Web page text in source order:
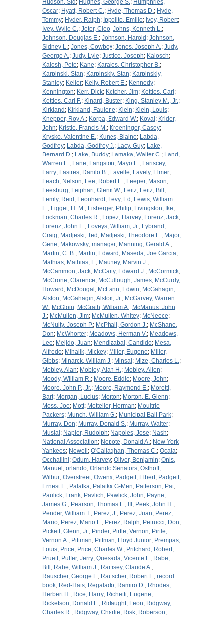
Hudson, Sid ; Hughes, George S.; Humphries,
Oscar; Hyatt, Robert C.; Hyde, Thomas D.; Hyde,
Tommy; Hyder, Ralph; Ippolito, Emilio; Ivey, Robert;
Ivey, Wylie C.; Jeter, Cleo; Johns, Kenneth L.;
Johnson, Douglas E.; Johnson, Harold ; Johnson,
Sidney L.; Jones, Cowboy; Jones, Joseph A.; Judy,
George A.; Judy, Lyle; Justice, Joseph; Kalosch;
Kalosh, Pete; Kane; Karales, Christopher B.;
Karpinski, Stan; Karpinskiy, Stan; Karpinskiy,
Stanley; Keller; Kelly, Robert E.; Kennedy;
Kennington; Kerr, Dick; Ketcher, Jim; Kettles, Carl ;
Kettles, Carl F.; Kinard, Buster; King, Stanley M., Jr.;
Kirkland ; Kirkland, Faulene; Klein; Klein, Louis;
Knepper, Roy A.; Korpa, Edward W.; Koval ; Krider,
John; Kristie, Francis M.; Kroeninger, Casey;
Krysko, Valentine E.; Kunes, Blaine; Labda,
Godfrey; Labda, Godfrey J.; Lacy, Guy; Lake,
Bernard D.; Lake, Buddy; Lamaka, Walter C.; Land,
Warren E.; Lane; Langston, Mayo E.; Lariscey,
Larry; Lastres, Danilo B.; Lavelle; Lavely, Elmer;
Leach, Nelson; Lee, Robert E.; Leeper, Mason;
Leesburg; Leiphart, Glenn W.; Leitz; Leitz, Bill ;
Lemly, Reid ; Leonhardt; Levy, Ed ; Lewis, William
E.; Ligget, H. M.; Lisberger, Philip; Livingston, Ike;
Lockman, Charles R.; Lopez, Harvey; Lorenz, Jack;
Lorenz, John E.; Loveys, William, Jr.; Lybrand,
Craig; Madjeski, Ted ; Madjeski, Theodore E.; Major,
Gene; Makowsky; manager; Manning, Gerald A.;
Martin, C. B.; Martin, Edward ; Maseda, Joe Garcia;
Mathias; Mathias, F.; Mauney, Marvin J.;
McCammon, Jack; McCarty, Edward J.; McCormick;
McCrone, Clarence; McCullough, James; McCurdy,
Howard ; McDougal ; McFann, Edwin; McGahagin,
Alston; McGahagin, Alston, Jr.; McGarvey, Warren
W.; McGloin; McGrath, William A.; McManus, John
J.; McMullen, Jim; McMullen, Whitey; McNeece;
McNulty, Joseph P.; McPhail, Gordon J.; McShane,
Don; McWhorter; Meadows, Herman V.; Meadows,
Lee; Mejido, Juan; Mendizabal, Candido; Mesa,
Alfredo; Mihalik, Mickey; Miller, Eugene; Miller,
Gibbs; Minarck, William J.; Minsal ; Mize, Charles L.;
Mobley, Alan; Mobley, Alan H.; Mobley, Allen;
Moody, William R.; Moore, Eddie; Moore, John;
Moore, John P., Jr.; Moore, Raymond E.; Moretti,
Bart; Morgan, Lucius; Morton; Morton, E. Glenn;
Moss, Joe; Mott; Mottelier, Herman; Moultrie
Packers; Munch, William G.; Municipal Ball Park;
Murray, Don; Murray, Donald S.; Murray, Walter;
Musial ; Napier, Rudolph; Napoles, Jose; Nash;
National Association; Nepote, Donald A.; New York
Yankees; Newell ; O'Callaghan, Thomas C.; Ocala;
Occhailini; Odum, Harvey; Oliver, Benjamin; Onis,
Manuel ; orlando; Orlando Senators; Osthoff,
Wilbur; Overstreet; Owens; Padgett, Elbert; Padgett,
Ernest L.; Palatka; Palatka G-Men; Patterson, Pat;
Paulick, Frank; Pavlich; Pawlick, John; Payne,
James G.; Pearson, Thomas L., III ; Peek, John H.;
Pender, William T.; Perez, J.; Perez, Juan; Perez,
Mario; Perez, Mario L.; Perez, Ralph; Petrucci, Don;
Pickett, Glenn, Jr.; Pinder; Pirtle, Vernon; Pirtle,
Vernon A.; Pittman; Pittman, Floyd Junior; Prempas,
Louis; Price; Price, Charles W.; Pritchard, Robert;
Pruett; Puffer, Jerry; Quesada, Vicente F.; Rabe,
Bill ; Rabe, William J.; Ramsey, Claude A.;
Rauscher, George F.; Rauscher, Robert F.; record
book; Red-Hats; Regalado, Ramiro D.; Rhodes,
Herbert H.; Rice, Harry; Richetti, Eugene;
Ricketson, Donald L.; Ridaught, Leon; Ridgway,
Charles R.; Ridgway, Charlie; Risk; Roberson;